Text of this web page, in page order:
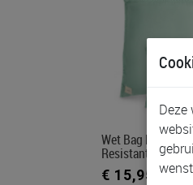
Wet Bag Mushie
Resistant Wet
€ 15,95
Deze